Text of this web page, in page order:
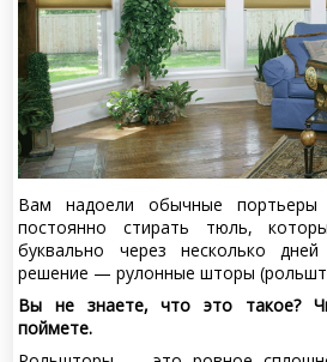
Вам надоели обычные
постоянно стирать тюль,
буквально через несколько
решение — рулонные шторы
Вы не знаете, что это такое?
поймете.